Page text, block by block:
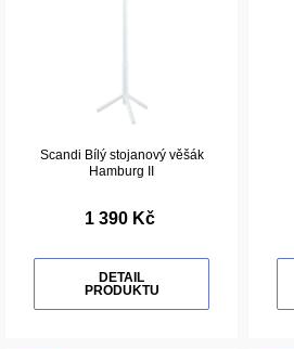
Scandi Bílý stojanový věšák
Hamburg II
1 390 Kč
DETAIL
PRODUKTU